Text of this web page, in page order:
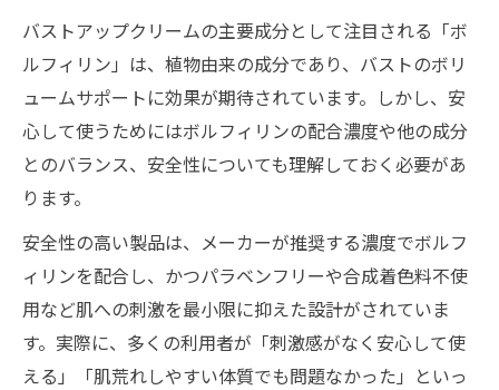
バストアップクリームの主要成分として注目される「ボ
ルフィリン」は、植物由来の成分であり、バストのボリ
ュームサポートに効果が期待されています。しかし、安
心して使うためにはボルフィリンの配合濃度や他の成分
とのバランス、安全性についても理解しておく必要があ
ります。
安全性の高い製品は、メーカーが推奨する濃度でボルフ
ィリンを配合し、かつパラベンフリーや合成着色料不使
用など肌への刺激を最小限に抑えた設計がされていま
す。実際に、多くの利用者が「刺激感がなく安心して使
える」「肌荒れしやすい体質でも問題なかった」といっ